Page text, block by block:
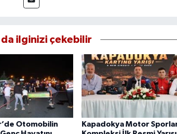
da ilginizi çekebilir
Otomobilin
Kapadokya Motor